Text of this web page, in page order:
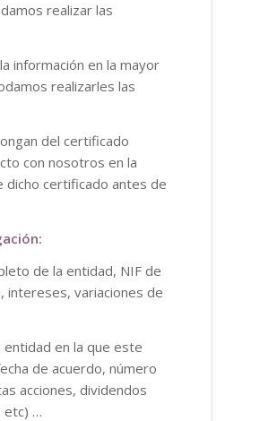
realizar las
información en la mayor
realizarles las
del certificado
con nosotros en la
certificado antes de
de la entidad, NIF de
intereses, variaciones de
entidad en la que este
de acuerdo, número
acciones, dividendos
etc) …